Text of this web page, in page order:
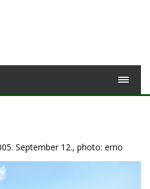
September 12., photo: erno